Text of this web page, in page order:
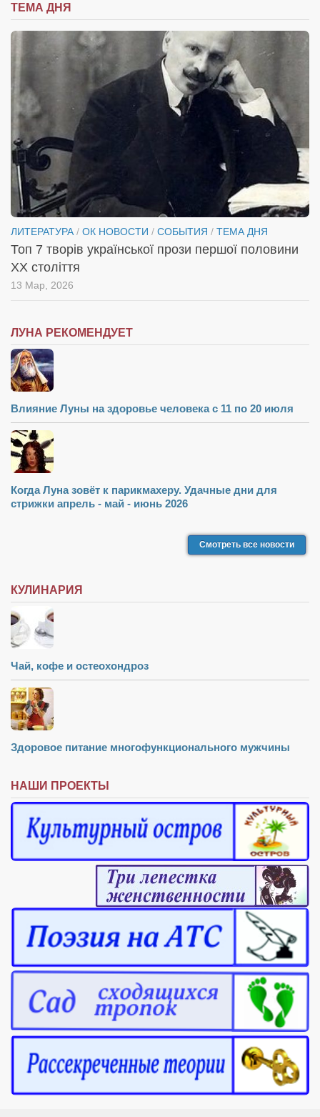
ТЕМА ДНЯ
ЛИТЕРАТУРА / ОК НОВОСТИ / СОБЫТИЯ / ТЕМА ДНЯ
Топ 7 творів української прози першої половини
XX століття
13 Мар, 2026
ЛУНА РЕКОМЕНДУЕТ
Влияние Луны на здоровье человека с 11 по 20 июля
Когда Луна зовёт к парикмахеру. Удачные дни для
стрижки апрель - май - июнь 2026
Смотреть все новости
КУЛИНАРИЯ
Чай, кофе и остеохондроз
Здоровое питание многофункционального мужчины
НАШИ ПРОЕКТЫ